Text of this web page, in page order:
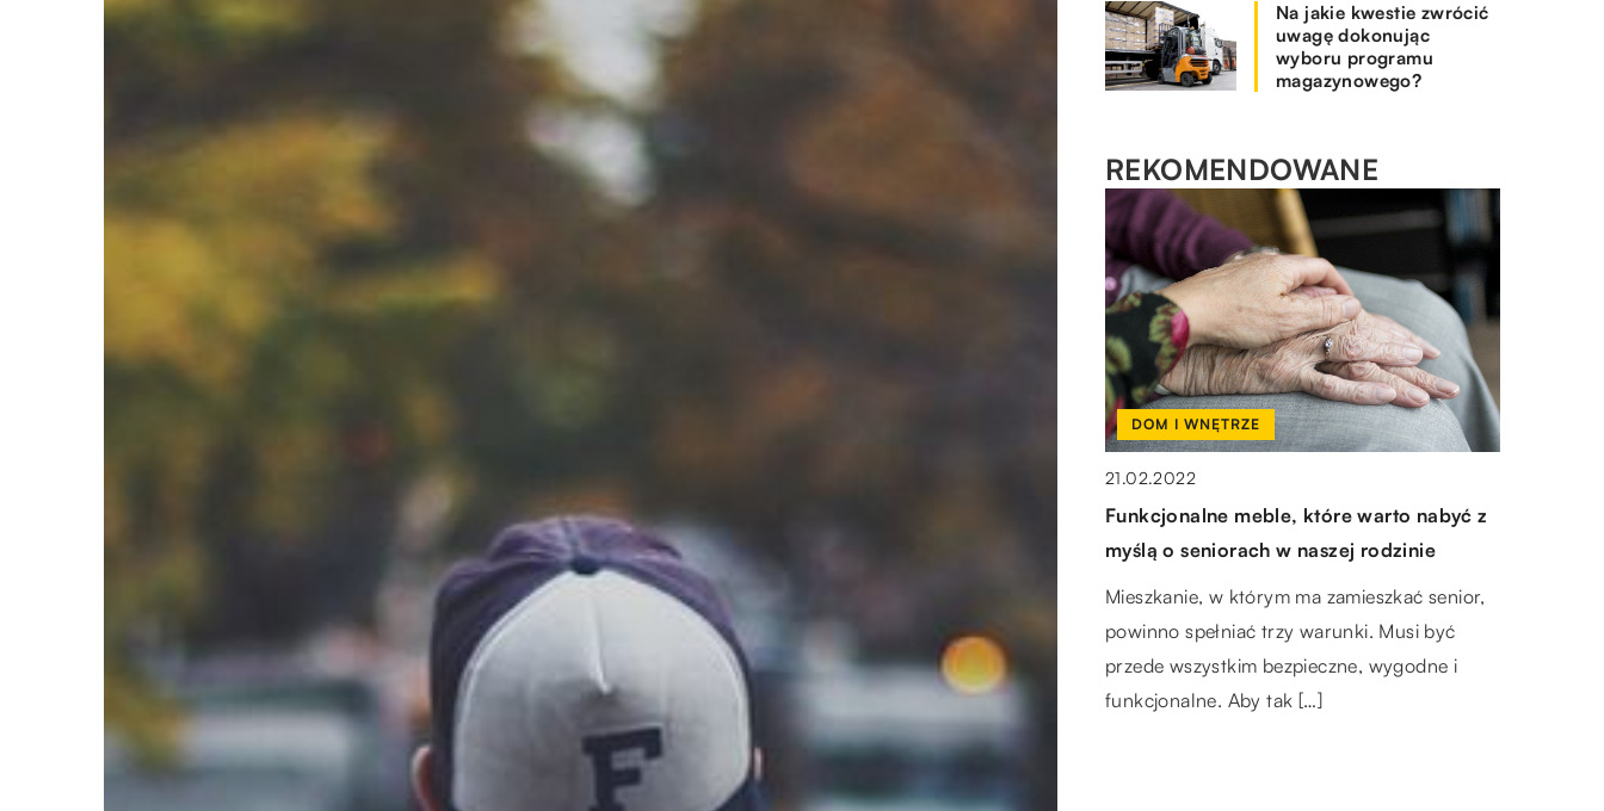
Na jakie kwestie zwrócić
uwagę dokonując
wyboru programu
magazynowego?
REKOMENDOWANE
HOBBY I RELAKS/WYPOCZYNEK
27.01.2020
Jakie potrawy można ugotować w
ognisku?
W okresie wakacyjnym nic tak wspaniale nie
smakuje jak potrawy przyrządzone na
ognisku. Wiele osób ogranicza się do
kiełbaski nadzianej […]
DOM I WNĘTRZE
21.02.2022
Funkcjonalne meble, które warto nabyć z
myślą o seniorach w naszej rodzinie
Mieszkanie, w którym ma zamieszkać senior,
powinno spełniać trzy warunki. Musi być
przede wszystkim bezpieczne, wygodne i
funkcjonalne. Aby tak […]
PRZEDSIĘBIORCZOŚĆ I GOSPODARKA
07.02.2023
Jak przewieźć duże towary za granicę?
Jest to częste pytanie osób, które chcą
przenieść swoje rzeczy z jednego kraju do
drugiego. Do transportu dużych towarów za
[…]